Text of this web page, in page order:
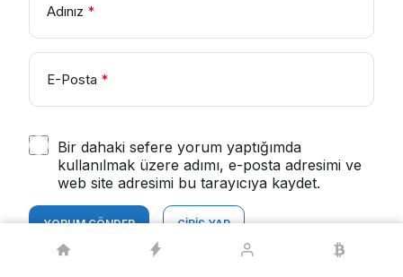
Adınız *
E-Posta *
Bir dahaki sefere yorum yaptığımda
kullanılmak üzere adımı, e-posta adresimi ve
web site adresimi bu tarayıcıya kaydet.
YORUM GÖNDER GIRIŞ YAP